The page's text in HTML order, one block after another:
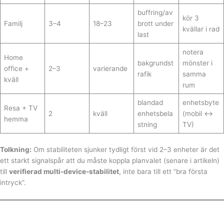
Familj 3–4 18–23
buffring/av
brott under
last
kör 3
kvällar i rad
Home
office +
kväll
2–3 varierande
bakgrundst
rafik
notera
mönster i
samma
rum
Resa + TV
hemma
2 kväll
blandad
enhetsbela
stning
enhetsbyte
(mobil ↔
TV)
Tolkning: Om stabiliteten sjunker tydligt först vid 2–3 enheter är det
ett starkt signalspår att du måste koppla planvalet (senare i artikeln)
till verifierad multi-device-stabilitet, inte bara till ett “bra första
intryck”.